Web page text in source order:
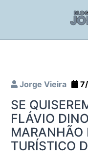
Jorge Vieira
SE
FLÁVIO
MARANHÃO
TURÍSTICO